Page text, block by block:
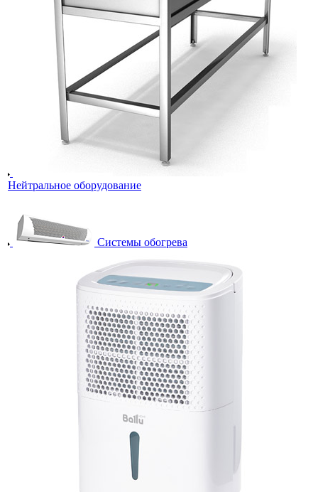
Нейтральное оборудование
Системы обогрева